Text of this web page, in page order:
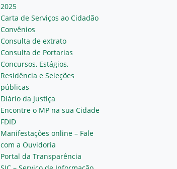
2025
Carta de Serviços ao Cidadão
Convênios
Consulta de extrato
Consulta de Portarias
Concursos, Estágios,
Residência e Seleções
públicas
Diário da Justiça
Encontre o MP na sua Cidade
FDID
Manifestações online – Fale
com a Ouvidoria
Portal da Transparência